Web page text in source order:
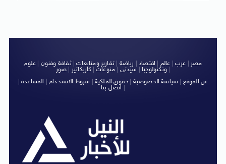
مصر عرب عالم اقتصاد رياضة |تقارير ومتابعات|ثقافة وفنون
علوم
وتكنولوجيا| سيدتى منوعات كاريكاتير صور
|
عن الموقع
سياسة الخصوصية حقوق الملكية شروط الاستخدام| المساعدة|
اتصل بنا